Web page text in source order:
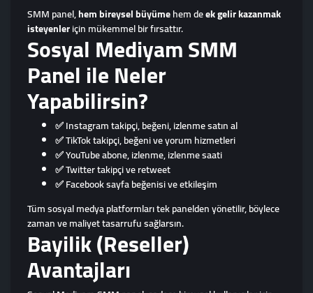
SMM panel,hem bireysel büyümehem deek gelir kazanmak
isteyenleriçin mükemmel bir fırsattır.
Sosyal Mediyam SMM
Panel ile Neler
Yapabilirsin?
✅ Instagram takipçi, beğeni, izlenme satın al
✅ TikTok takipçi, beğeni ve yorum hizmetleri
✅ YouTube abone, izlenme, izlenme saati
✅ Twitter takipçi ve retweet
✅ Facebook sayfa beğenisi ve etkileşim
Tüm sosyal medya platformları tek panelden yönetilir, böylece
zaman ve maliyet tasarrufu sağlarsın.
Bayilik (Reseller)
Avantajları